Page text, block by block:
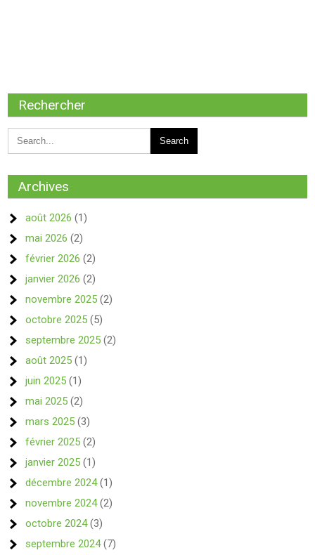
Rechercher
Archives
août 2026 (1)
mai 2026 (2)
février 2026 (2)
janvier 2026 (2)
novembre 2025 (2)
octobre 2025 (5)
septembre 2025 (2)
août 2025 (1)
juin 2025 (1)
mai 2025 (2)
mars 2025 (3)
février 2025 (2)
janvier 2025 (1)
décembre 2024(1)
novembre 2024(2)
octobre 2024(3)
septembre 2024(7)